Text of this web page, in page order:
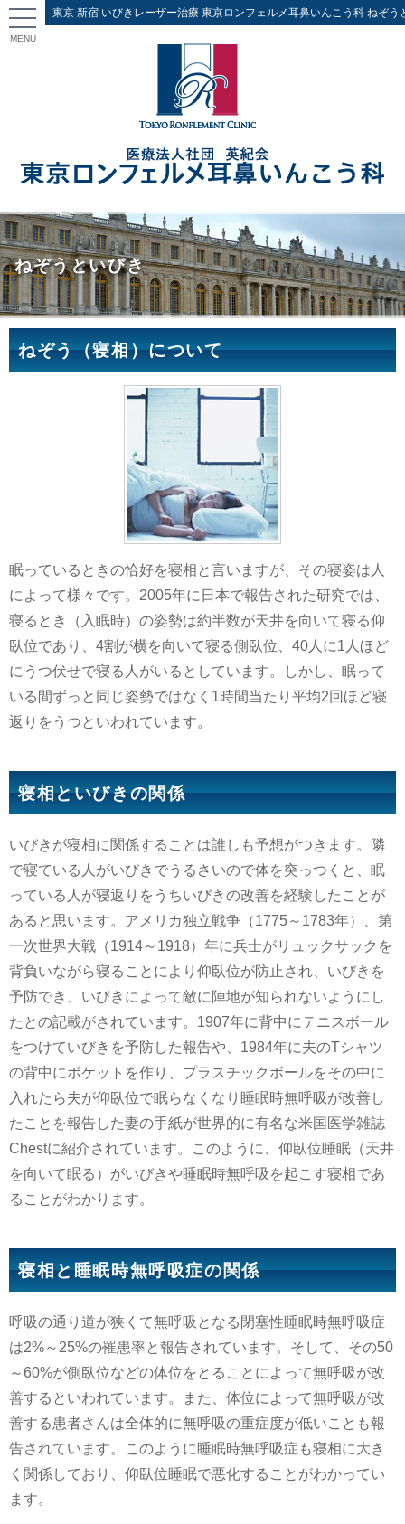
MENU
東京 新宿 いびきレーザー治療 東京ロンフェルメ耳鼻いんこう科 ねぞう
ねぞうといびき
ねぞう（寝相）について
眠っているときの恰好を寝相と言いますが、その寝姿は人
によって様々です。2005年に日本で報告された研究では、
寝るとき（入眠時）の姿勢は約半数が天井を向いて寝る仰
臥位であり、4割が横を向いて寝る側臥位、40人に1人ほど
にうつ伏せで寝る人がいるとしています。しかし、眠って
いる間ずっと同じ姿勢ではなく1時間当たり平均2回ほど寝
返りをうつといわれています。
寝相といびきの関係
いびきが寝相に関係することは誰しも予想がつきます。隣
で寝ている人がいびきでうるさいので体を突っつくと、眠
っている人が寝返りをうちいびきの改善を経験したことが
あると思います。アメリカ独立戦争（1775～1783年）、第
一次世界大戦（1914～1918）年に兵士がリュックサックを
背負いながら寝ることにより仰臥位が防止され、いびきを
予防でき、いびきによって敵に陣地が知られないようにし
たとの記載がされています。1907年に背中にテニスボール
をつけていびきを予防した報告や、1984年に夫のTシャツ
の背中にポケットを作り、プラスチックボールをその中に
入れたら夫が仰臥位で眠らなくなり睡眠時無呼吸が改善し
たことを報告した妻の手紙が世界的に有名な米国医学雑誌
Chestに紹介されています。このように、仰臥位睡眠（天井
を向いて眠る）がいびきや睡眠時無呼吸を起こす寝相であ
ることがわかります。
寝相と睡眠時無呼吸症の関係
呼吸の通り道が狭くて無呼吸となる閉塞性睡眠時無呼吸症
は2%～25%の罹患率と報告されています。そして、その50
～60%が側臥位などの体位をとることによって無呼吸が改
善するといわれています。また、体位によって無呼吸が改
善する患者さんは全体的に無呼吸の重症度が低いことも報
告されています。このように睡眠時無呼吸症も寝相に大き
く関係しており、仰臥位睡眠で悪化することがわかってい
ます。